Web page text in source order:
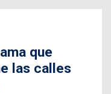
que
las calles